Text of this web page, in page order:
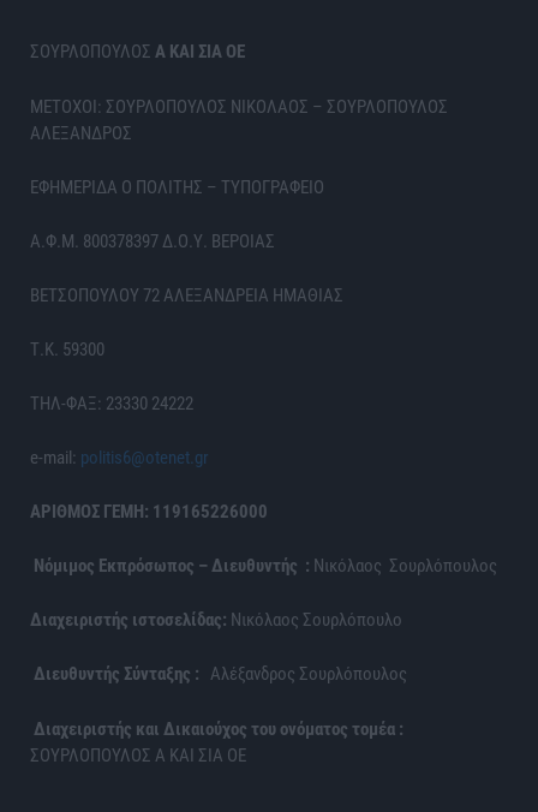
ΣΟΥΡΛΟΠΟΥΛΟΣ Α ΚΑΙ ΣΙΑ ΟΕ
ΜΕΤΟΧΟΙ: ΣΟΥΡΛΟΠΟΥΛΟΣ ΝΙΚΟΛΑΟΣ – ΣΟΥΡΛΟΠΟΥΛΟΣ
ΑΛΕΞΑΝΔΡΟΣ
ΕΦΗΜΕΡΙΔΑ Ο ΠΟΛΙΤΗΣ – ΤΥΠΟΓΡΑΦΕΙΟ
Α.Φ.Μ. 800378397 Δ.Ο.Υ. ΒΕΡΟΙΑΣ
ΒΕΤΣΟΠΟΥΛΟΥ 72 ΑΛΕΞΑΝΔΡΕΙΑ ΗΜΑΘΙΑΣ
Τ.Κ. 59300
ΤΗΛ-ΦΑΞ: 23330 24222
e-mail: politis6@otenet.gr
ΑΡΙΘΜΟΣ ΓΕΜΗ: 119165226000
Νόμιμος Εκπρόσωπος – Διευθυντής : Νικόλαος Σουρλόπουλος
Διαχειριστής ιστοσελίδας: Νικόλαος Σουρλόπουλο
Διευθυντής Σύνταξης : Αλέξανδρος Σουρλόπουλος
Διαχειριστής και Δικαιούχος του ονόματος τομέα :
ΣΟΥΡΛΟΠΟΥΛΟΣ Α ΚΑΙ ΣΙΑ ΟΕ